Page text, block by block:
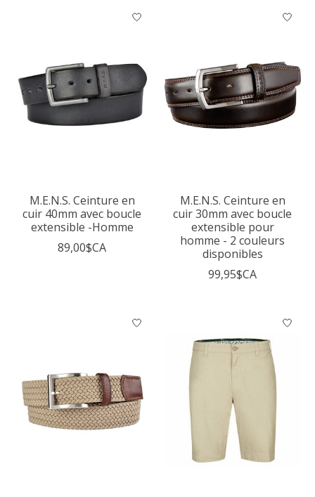
M.E.N.S. Ceinture en
cuir 40mm avec boucle
extensible -Homme
89,00$CA
M.E.N.S. Ceinture en
cuir 30mm avec boucle
extensible pour
homme - 2 couleurs
disponibles
99,95$CA